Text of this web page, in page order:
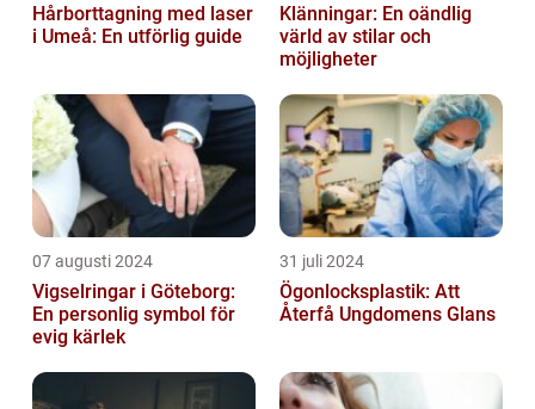
Hårborttagning med laser
i Umeå: En utförlig guide
Klänningar: En oändlig
värld av stilar och
möjligheter
07 augusti 2024
Vigselringar i Göteborg:
En personlig symbol för
evig kärlek
31 juli 2024
Ögonlocksplastik: Att
Återfå Ungdomens Glans